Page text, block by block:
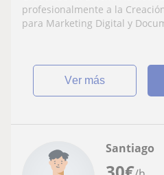
profesionalmente a la
para Marketing Digital y
ver más
Santiago